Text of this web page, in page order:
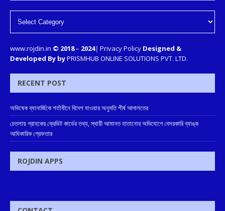
www.rojdin.in © 2018– 2024| Privacy Policy Designed &
Developed By byPRISMHUB ONLINE SOLUTIONS PVT. LTD.
RECENT POST
অভিষেক ব্যানার্জিকে শর্তাধীনে বিদেশ যাওয়ার অনুমতি শীর্ষ আদালতের
চেতলায় গ্রাহকের ক্রেডিট কার্ডের তথ্য, স্থায়ী আমানত হাতানোর অভিযোগে বেসরকারি ব্যাঙ্ক
আধিকারিক গ্রেফতার
ROJDIN APPS